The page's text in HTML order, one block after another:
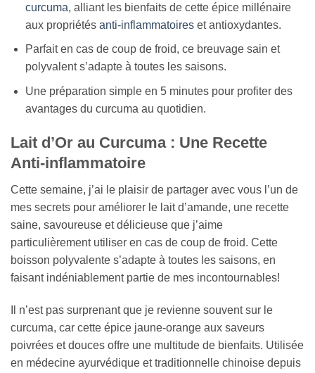
curcuma, alliant les bienfaits de cette épice millénaire
aux propriétés anti-inflammatoireset antioxydantes.
Parfait en cas de coup de froid, ce breuvage sain et
polyvalent s’adapte à toutes les saisons.
Une préparation simple en 5 minutes pour profiter des
avantages du curcuma au quotidien.
Lait d’Or au Curcuma : Une Recette
Anti-inflammatoire
Cette semaine, j’ai le plaisir de partager avec vous l’un de
mes secrets pour améliorer le lait d’amande, une recette
saine, savoureuse et délicieuse que j’aime
particulièrement utiliser en cas de coup de froid. Cette
boisson polyvalente s’adapte à toutes les saisons, en
faisant indéniablement partie de mes incontournables!
Il n’est pas surprenant que je revienne souvent sur le
curcuma, car cette épice jaune-orange aux saveurs
poivrées et douces offre une multitude de bienfaits. Utilisée
en médecine ayurvédique et traditionnelle chinoise depuis